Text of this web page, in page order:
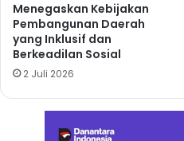
Menegaskan Kebijakan
Pembangunan Daerah
yang Inklusif dan
Berkeadilan Sosial
2 Juli 2026